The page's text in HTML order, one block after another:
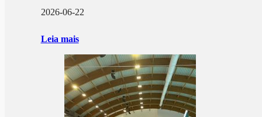
2026-06-22
Leia mais